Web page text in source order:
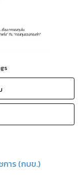
การ (กบข.)